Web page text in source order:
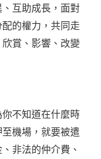
互助成長，面對
的權力，共同走
賞、影響、改變
不知道在什麼時
機場，就要被遣
非法的仲介費、